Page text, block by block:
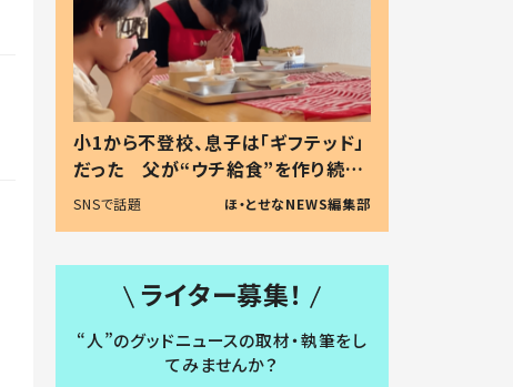
小1から不登校、息子は「ギフテッド」
だった 父が“ウチ給食”を作り続け
る理由とは #令和の親 #令和の子
SNSで話題 ほ・とせなNEWS編集部
ライター募集！
“人”のグッドニュースの取材・執筆をし
てみませんか？